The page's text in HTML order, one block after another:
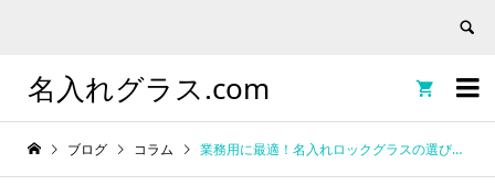

名入れグラス.com 
ブログ コラム 業務用に最適！名入れロックグラスの選び方と注目すべきポイント